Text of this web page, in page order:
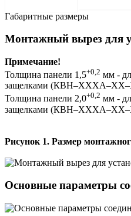
Габаритные размеры
Монтажный вырез для
Примечание!
Толщина панели 1,5+0,2 мм -
защелками
Толщина панели 2,0+0,2 мм -
защелками
Рисунок 1. Размер
Основные параметры